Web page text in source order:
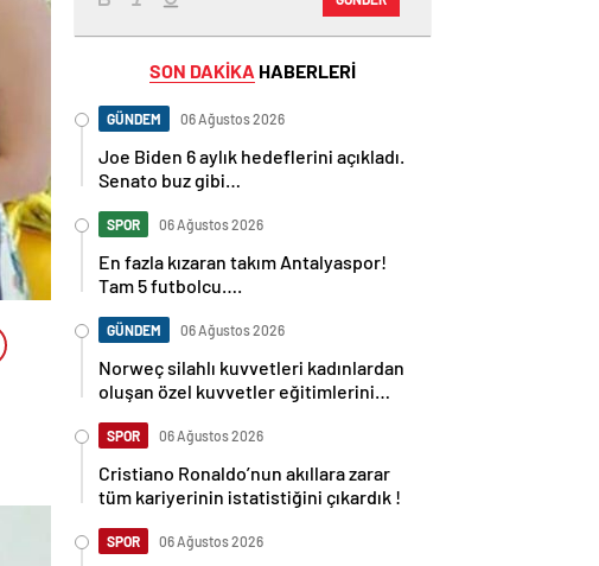
SON DAKİKA HABERLERİ
GÜNDEM 06 Ağustos 2026
Joe Biden 6 aylık hedeflerini açıkladı.
Senato buz gibi…
SPOR 06 Ağustos 2026
En fazla kızaran takım Antalyaspor!
Tam 5 futbolcu….
GÜNDEM 06 Ağustos 2026
Norweç silahlı kuvvetleri kadınlardan
oluşan özel kuvvetler eğitimlerini
SPOR 06 Ağustos 2026
Cristiano Ronaldo’nun akıllara zarar
tüm kariyerinin istatistiğini çıkardık !
SPOR 06 Ağustos 2026